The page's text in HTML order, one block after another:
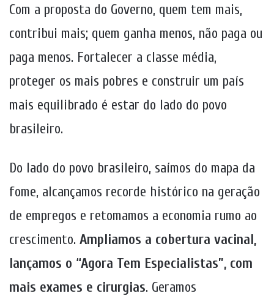
Com a proposta do Governo, quem tem mais,
contribui mais; quem ganha menos, não paga ou
paga menos. Fortalecer a classe média,
proteger os mais pobres e construir um país
mais equilibrado é estar do lado do povo
brasileiro.
Do lado do povo brasileiro, saímos do mapa da
fome, alcançamos recorde histórico na geração
de empregos e retomamos a economia rumo ao
crescimento. Ampliamos a cobertura vacinal,
lançamos o “Agora Tem Especialistas”, com
mais exames e cirurgias. Geramos